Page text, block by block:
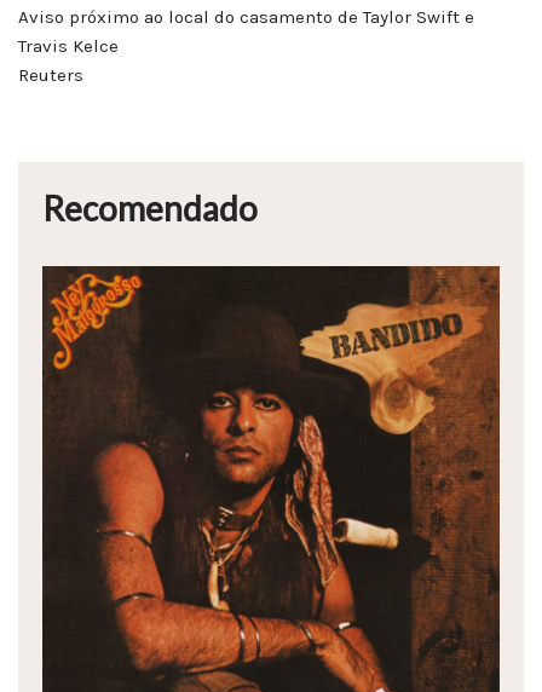
Aviso próximo ao local do casamento de Taylor Swift e
Travis Kelce
Reuters
Recomendado